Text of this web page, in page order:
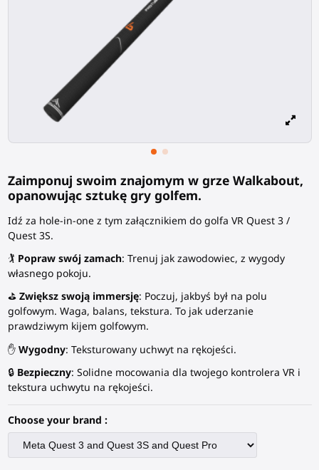
Zaimponuj swoim znajomym w grze Walkabout,
opanowując sztukę gry golfem.
Idź za hole-in-one z tym załącznikiem do golfa VR Quest 3 /
Quest 3S.
🏌️ Popraw swój zamach: Trenuj jak zawodowiec, z wygody
własnego pokoju.
⛳ Zwiększ swoją immersję: Poczuj, jakbyś był na polu
golfowym. Waga, balans, tekstura. To jak uderzanie
prawdziwym kijem golfowym.
✋ Wygodny: Teksturowany uchwyt na rękojeści.
🔒 Bezpieczny: Solidne mocowania dla twojego kontrolera VR i
tekstura uchwytu na rękojeści.
Choose your brand :